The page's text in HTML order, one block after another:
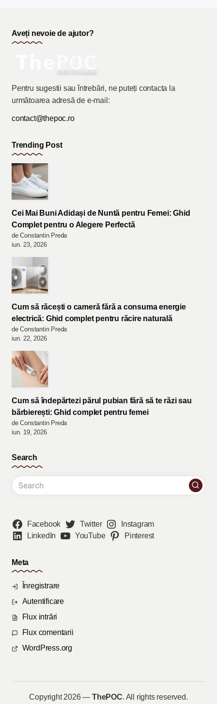
Aveți nevoie de ajutor?
Pentru sugestii sau întrebări, ne puteți contacta la
următoarea adresă de e-mail:
contact@thepoc.ro
Trending Post
Cei Mai Buni Adidași de Nuntă pentru Femei: Ghid
Complet pentru o Alegere Perfectă
de Constantin Preda
iun. 23, 2026
Cum să răcești o cameră fără a consuma energie
electrică: Ghid complet pentru răcire naturală
de Constantin Preda
iun. 22, 2026
Cum să îndepărtezi părul pubian fără să te răzi sau
bărbierești: Ghid complet pentru femei
de Constantin Preda
iun. 19, 2026
Search
Facebook Twitter
Instagram
LinkedIn
YouTube Pinterest
Meta
Înregistrare
Autentificare
Flux intrări
Flux comentarii
WordPress.org
Copyright 2026 —ThePOC. All rights reserved.